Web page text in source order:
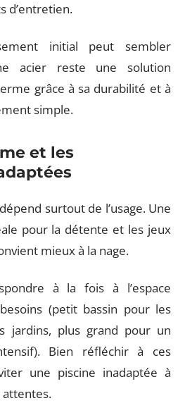
d’entretien.
initial peut sembler
acier reste une solution
grâce à sa durabilité et à
simple.
et les
surtout de l’usage. Une
pour la détente et les jeux
mieux à la nage.
à la fois à l’espace
(petit bassin pour les
jardins, plus grand pour un
Bien réfléchir à ces
une piscine inadaptée à
attentes.